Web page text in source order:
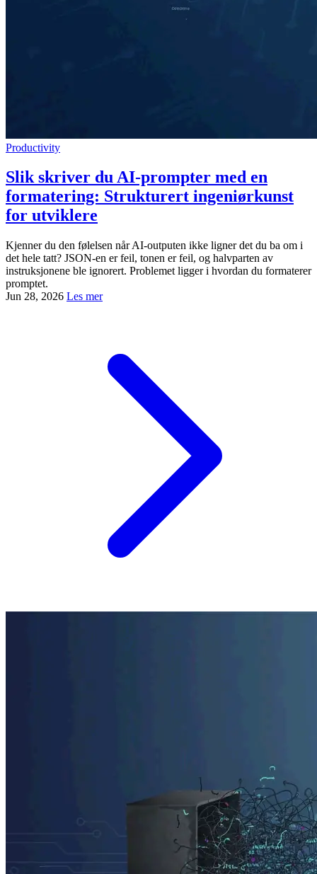
Productivity
Slik skriver du AI-prompter med en
formatering: Strukturert ingeniørkunst
for utviklere
Kjenner du den følelsen når AI-outputen ikke ligner det du ba om i
det hele tatt? JSON-en er feil, tonen er feil, og halvparten av
instruksjonene ble ignorert. Problemet ligger i hvordan du formaterer
promptet.
Jun 28, 2026 Les mer